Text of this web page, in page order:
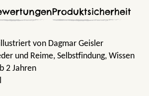
Produktsicherheit
von Dagmar Geisler
und Reime, Selbstfindung, Wissen
2 Jahren